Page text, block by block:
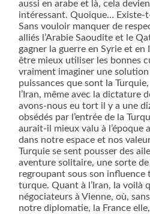
aussi en arabe et là, cela
intéressant. Quoique… Existe-
Sans vouloir manquer de
alliés l’Arabie Saoudite et le
gagner la guerre en Syrie et
être mieux utiliser les bonnes
vraiment imaginer une solution
puissances que sont la
l’Iran, même avec la dictature
avons-nous eu tort il y a une
obsédés par l’entrée de la
aurait-il mieux valu à l’époque
dans notre espace et nos
Turquie se sent pousser des
aventure solitaire, une sorte de
regroupant sous son influence
turque. Quant à l’Iran, la voilà
négociateurs à Vienne, où,
notre diplomatie, la France